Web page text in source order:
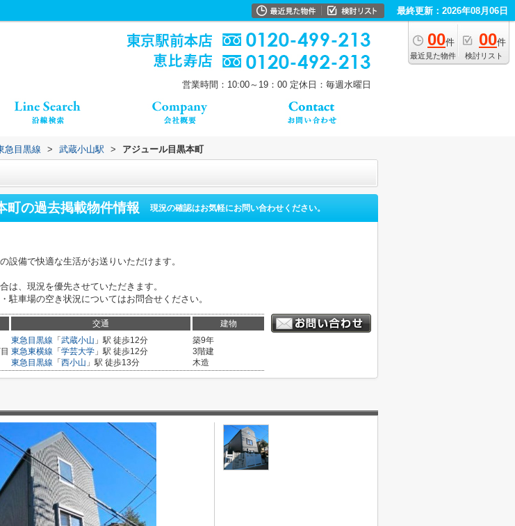
最終更新：2026年08月06日
00件
最近見た物件
00件
検討リスト
営業時間：10:00～19：00 定休日：毎週水曜日
急目黒線 > 武蔵小山駅 > アジュール目黒本町
町の過去掲載物件情報 現況の確認はお気軽にお問い合わせください。
設備で快適な生活がお送りいただけます。
は、現況を優先させていただきます。
駐車場の空き状況についてはお問合せください。
交通 建物
東急目黒線 「 武蔵小山 」駅 徒歩12分
東急東横線 「 学芸大学 」駅 徒歩12分
東急目黒線 「 西小山 」駅 徒歩13分
築9年
3階建
木造